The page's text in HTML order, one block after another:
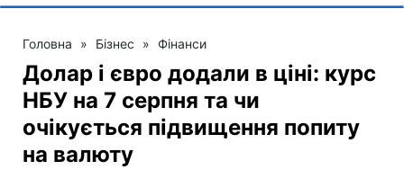
Головна » Бізнес » Фінанси
Долар і євро додали в ціні: курс
НБУ на 7 серпня та чи
очікується підвищення попиту
на валюту